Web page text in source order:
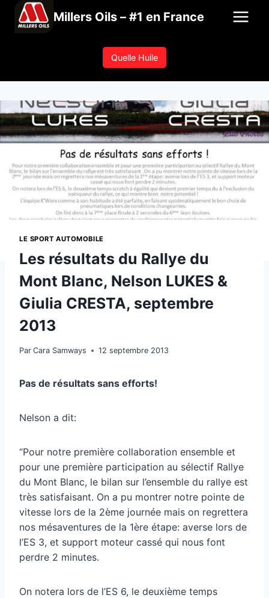
Millers Oils – #1 en France
Quelle Huile
LE SPORT AUTOMOBILE
Les résultats du Rallye du
Mont Blanc, Nelson LUKES &
Giulia CRESTA, septembre
2013
Par Cara Samways 12 septembre 2013
Pas de résultats sans efforts!
Nelson a dit:
“Pour notre première collaboration ensemble et
pour une première participation au sélectif Rallye
du Mont Blanc, le bilan sur l’ensemble du rallye est
très satisfaisant. On a pu montrer notre pointe de
vitesse lors de la 2ème journée mais on regrettera
nos mésaventures de la 1ère étape: averse lors de
l’ES 3, et support moteur cassé qui nous font
perdre 2 minutes.
On notera lors de l’ES 6, le deuxième temps